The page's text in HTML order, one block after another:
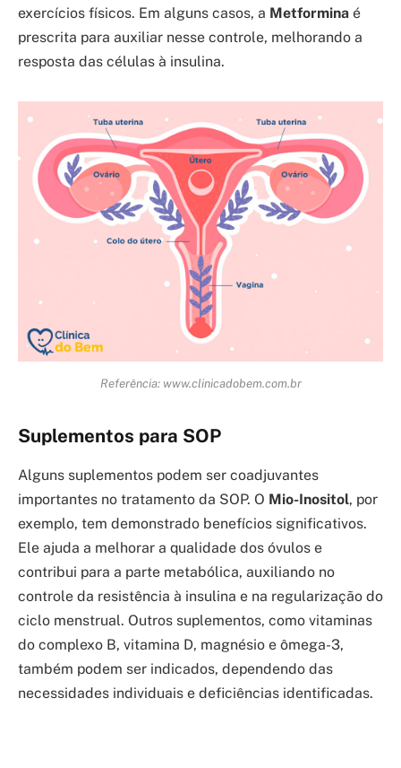
exercícios físicos. Em alguns casos, a Metformina é
prescrita para auxiliar nesse controle, melhorando a
resposta das células à insulina.
Referência: www.clinicadobem.com.br
Suplementos para SOP
Alguns suplementos podem ser coadjuvantes
importantes no tratamento da SOP. O Mio-Inositol, por
exemplo, tem demonstrado benefícios significativos.
Ele ajuda a melhorar a qualidade dos óvulos e
contribui para a parte metabólica, auxiliando no
controle da resistência à insulina e na regularização do
ciclo menstrual. Outros suplementos, como vitaminas
do complexo B, vitamina D, magnésio e ômega-3,
também podem ser indicados, dependendo das
necessidades individuais e deficiências identificadas.